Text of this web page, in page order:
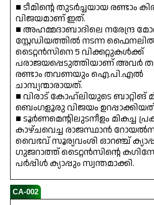
■ ടീമിന്റെ തുടർച്ചയായ രണ്ടാം
വിജയമാണ് ഇത്.
■ അഹമ്മദാബാദിലെ നരേന്ദ്ര
സ്റ്റേഡിയത്തിൽ നടന്ന
ടൈറ്റൻസിനെ 5 വിക്കറ്റുകൾക്ക്
പരാജയപ്പെടുത്തിയാണ് അവർ
രണ്ടാം തവണയും ഐ.പി.എൽ
ചാമ്പ്യന്മാരായത്.
■ വിരാട് കോഹ്‌ലിയുടെ ബാറ്റിങ്
ബെംഗളൂരു വിജയം
■ ടൂർണമെന്റിലുടനീളം മികച്ച
കാഴ്ചവെച്ച രാജസ്ഥാൻ
വൈഭവ് സൂര്യവംശി ഓറഞ്ച്
ഗുജറാത്ത് ടൈറ്റൻസിന്റെ
പർപ്പിൾ ക്യാപ്പും സ്വന്തമാക്കി.
CA-002